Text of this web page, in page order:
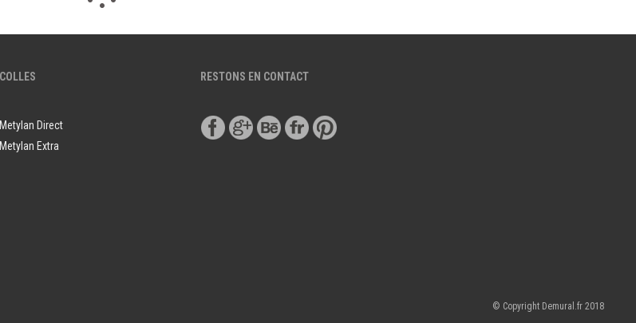
COLLES
Metylan Direct
Metylan Extra
RESTONS EN CONTACT
© Copyright Demural.fr 2018